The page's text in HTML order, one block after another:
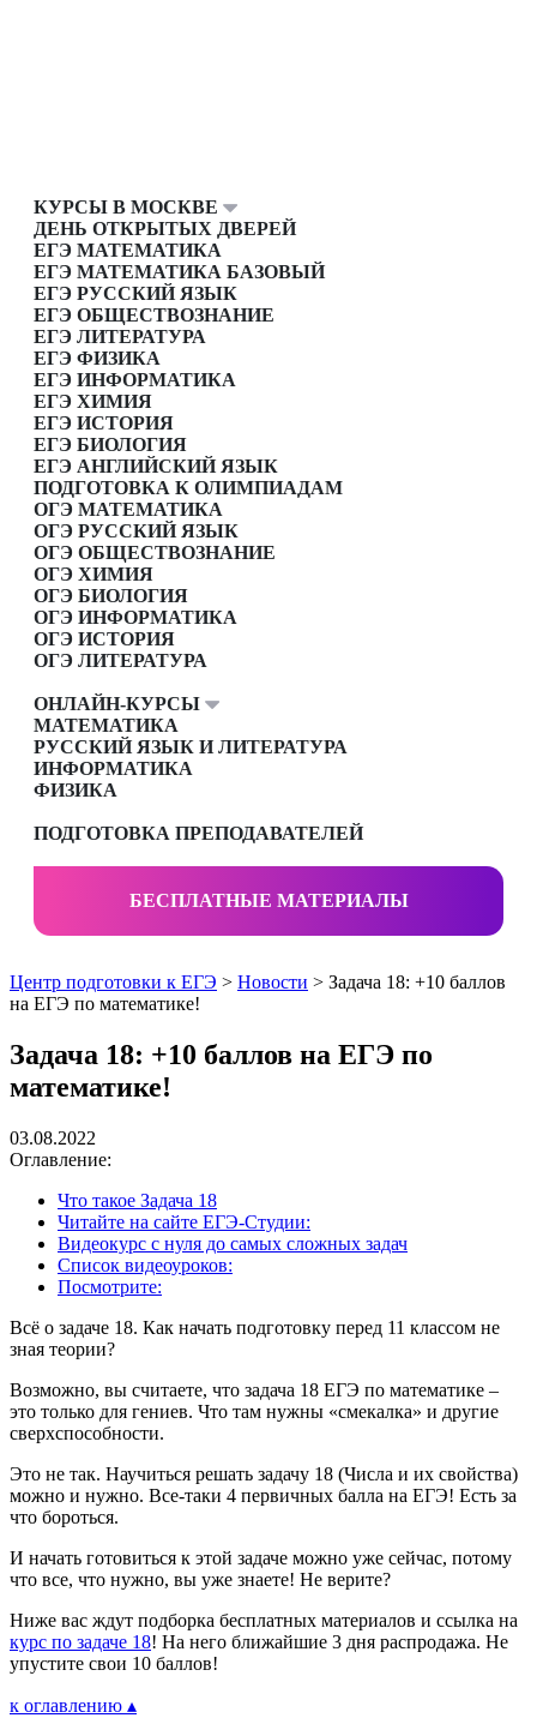
КУРСЫ В МОСКВЕ
ДЕНЬ ОТКРЫТЫХ ДВЕРЕЙ
ЕГЭ МАТЕМАТИКА
ЕГЭ МАТЕМАТИКА БАЗОВЫЙ
ЕГЭ РУССКИЙ ЯЗЫК
ЕГЭ ОБЩЕСТВОЗНАНИЕ
ЕГЭ ЛИТЕРАТУРА
ЕГЭ ФИЗИКА
ЕГЭ ИНФОРМАТИКА
ЕГЭ ХИМИЯ
ЕГЭ ИСТОРИЯ
ЕГЭ БИОЛОГИЯ
ЕГЭ АНГЛИЙСКИЙ ЯЗЫК
ПОДГОТОВКА К ОЛИМПИАДАМ
ОГЭ МАТЕМАТИКА
ОГЭ РУССКИЙ ЯЗЫК
ОГЭ ОБЩЕСТВОЗНАНИЕ
ОГЭ ХИМИЯ
ОГЭ БИОЛОГИЯ
ОГЭ ИНФОРМАТИКА
ОГЭ ИСТОРИЯ
ОГЭ ЛИТЕРАТУРА
ОНЛАЙН-КУРСЫ
МАТЕМАТИКА
РУССКИЙ ЯЗЫК И ЛИТЕРАТУРА
ИНФОРМАТИКА
ФИЗИКА
ПОДГОТОВКА ПРЕПОДАВАТЕЛЕЙ
БЕСПЛАТНЫЕ МАТЕРИАЛЫ
Центр подготовки к ЕГЭ > Новости > Задача 18: +10 баллов
на ЕГЭ по математике!
Задача 18: +10 баллов на ЕГЭ по
математике!
03.08.2022
Оглавление:
Что такое Задача 18
Читайте на сайте ЕГЭ-Студии:
Видеокурс с нуля до самых сложных задач
Список видеоуроков:
Посмотрите:
Всё о задаче 18. Как начать подготовку перед 11 классом не
зная теории?
Возможно, вы считаете, что задача 18 ЕГЭ по математике –
это только для гениев. Что там нужны «смекалка» и другие
сверхспособности.
Это не так. Научиться решать задачу 18 (Числа и их свойства)
можно и нужно. Все-таки 4 первичных балла на ЕГЭ! Есть за
что бороться.
И начать готовиться к этой задаче можно уже сейчас, потому
что все, что нужно, вы уже знаете! Не верите?
Ниже вас ждут подборка бесплатных материалов и ссылка на
курс по задаче 18! На него ближайшие 3 дня распродажа. Не
упустите свои 10 баллов!
к оглавлению ▴